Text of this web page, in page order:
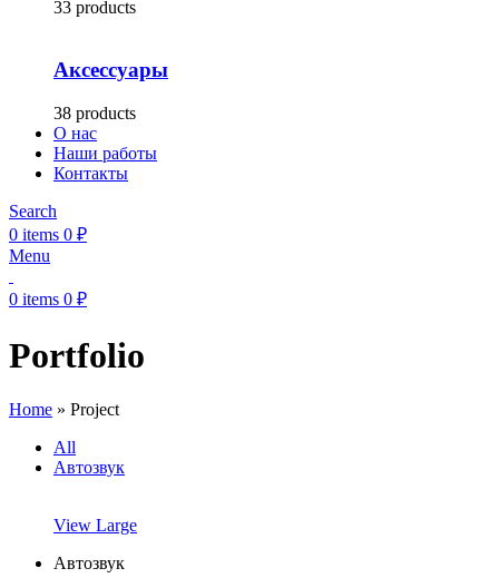
33 products
Аксессуары
38 products
О нас
Наши работы
Контакты
Search
0 items 0 ₽
Menu
0 items 0 ₽
Portfolio
Home » Project
All
Автозвук
View Large
Автозвук